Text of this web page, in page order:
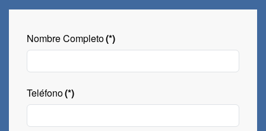
Nombre Completo(*)
Teléfono(*)